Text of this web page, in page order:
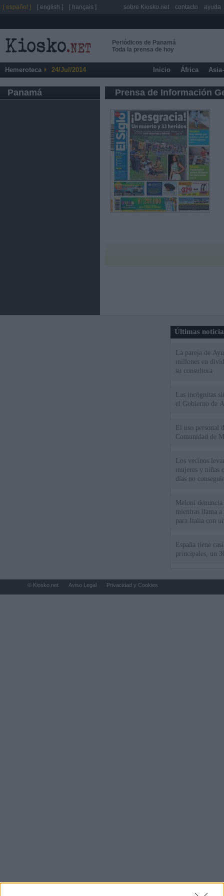
Periódicos de Panamá
Toda la prensa de hoy
Hemeroteca 24/Jul/2014 Inicio África
Panamá Prensa de Información
Últimas
La pareja de
millones en
su consultora
Las incógnitas
el Gobierno de
El uso personal
Comunidad de
Los vecinos
mujeres y niñas
días no
Meloni
mientras llama
para Italia con
España tiene
principales, un
[ español ] [ english ] [ français ] sobre Kiosko.net contacto ayuda
© Kiosko.net Aviso Legal Privacidad y Cookies